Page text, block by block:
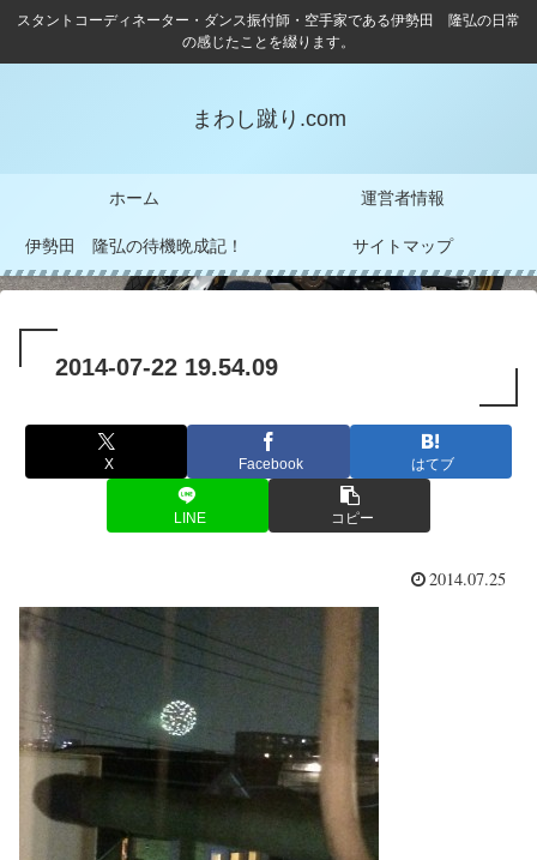
スタントコーディネーター・ダンス振付師・空手家である伊勢田 隆弘の日常
の感じたことを綴ります。
まわし蹴り.com
ホーム 運営者情報
伊勢田 隆弘の待機晩成記！ サイトマップ
2014-07-22 19.54.09
X Facebook はてブ
LINE コピー
2014.07.25